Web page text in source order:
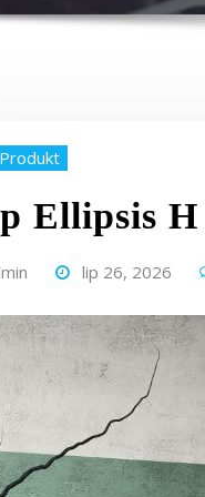
Produkt
Ellipsis H
lip 26, 2026